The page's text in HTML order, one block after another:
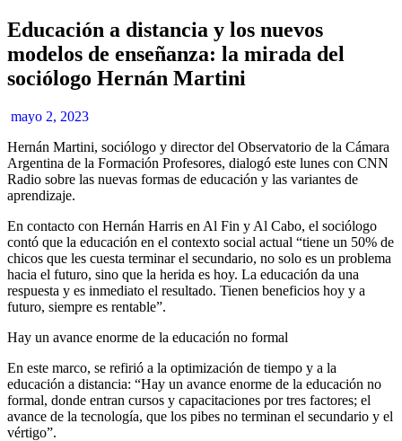
Educación a distancia y los nuevos
modelos de enseñanza: la mirada del
sociólogo Hernán Martini
mayo 2, 2023
Hernán Martini, sociólogo y director del Observatorio de la Cámara
Argentina de la Formación Profesores, dialogó este lunes con CNN
Radio sobre las nuevas formas de educación y las variantes de
aprendizaje.
En contacto con Hernán Harris en Al Fin y Al Cabo, el sociólogo
contó que la educación en el contexto social actual “tiene un 50% de
chicos que les cuesta terminar el secundario, no solo es un problema
hacia el futuro, sino que la herida es hoy. La educación da una
respuesta y es inmediato el resultado. Tienen beneficios hoy y a
futuro, siempre es rentable”.
Hay un avance enorme de la educación no formal
En este marco, se refirió a la optimización de tiempo y a la
educación a distancia: “Hay un avance enorme de la educación no
formal, donde entran cursos y capacitaciones por tres factores; el
avance de la tecnología, que los pibes no terminan el secundario y el
vértigo”.